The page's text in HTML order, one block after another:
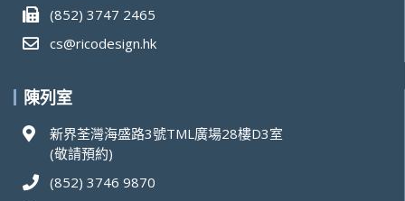
(852) 3747 2465
cs@ricodesign.hk
陳列室
新界荃灣海盛路3號TML廣場28樓D3室
(敬請預約)
(852) 3746 9870